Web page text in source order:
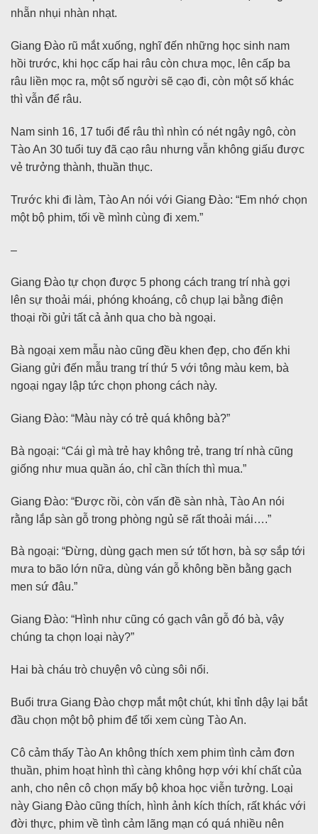
nhẵn nhụi nhàn nhạt.
Giang Đào rũ mắt xuống, nghĩ đến những học sinh nam
hồi trước, khi học cấp hai râu còn chưa mọc, lên cấp ba
râu liền mọc ra, một số người sẽ cạo đi, còn một số khác
thì vẫn để râu.
Nam sinh 16, 17 tuổi để râu thì nhìn có nét ngây ngô, còn
Tào An 30 tuổi tuy đã cạo râu nhưng vẫn không giấu được
vẻ trưởng thành, thuần thục.
Trước khi đi làm, Tào An nói với Giang Đào: “Em nhớ chọn
một bộ phim, tối về mình cùng đi xem.”
–
Giang Đào tự chọn được 5 phong cách trang trí nhà gợi
lên sự thoải mái, phóng khoáng, cô chụp lại bằng điện
thoại rồi gửi tất cả ảnh qua cho bà ngoại.
Bà ngoại xem mẫu nào cũng đều khen đẹp, cho đến khi
Giang gửi đến mẫu trang trí thứ 5 với tông màu kem, bà
ngoại ngay lập tức chọn phong cách này.
Giang Đào: “Màu này có trẻ quá không bà?”
Bà ngoại: “Cái gì mà trẻ hay không trẻ, trang trí nhà cũng
giống như mua quần áo, chỉ cần thích thì mua.”
Giang Đào: “Được rồi, còn vấn đề sàn nhà, Tào An nói
rằng lắp sàn gỗ trong phòng ngủ sẽ rất thoải mái….”
Bà ngoại: “Đừng, dùng gạch men sứ tốt hơn, bà sợ sắp tới
mưa to bão lớn nữa, dùng ván gỗ không bền bằng gạch
men sứ đâu.”
Giang Đào: “Hình như cũng có gạch vân gỗ đó bà, vậy
chúng ta chọn loại này?”
Hai bà cháu trò chuyện vô cùng sôi nổi.
Buổi trưa Giang Đào chợp mắt một chút, khi tỉnh dậy lại bắt
đầu chọn một bộ phim để tối xem cùng Tào An.
Cô cảm thấy Tào An không thích xem phim tình cảm đơn
thuần, phim hoạt hình thì càng không hợp với khí chất của
anh, cho nên cô chọn mấy bộ khoa học viễn tưởng. Loại
này Giang Đào cũng thích, hình ảnh kích thích, rất khác với
đời thực, phim về tình cảm lãng mạn có quá nhiều nên